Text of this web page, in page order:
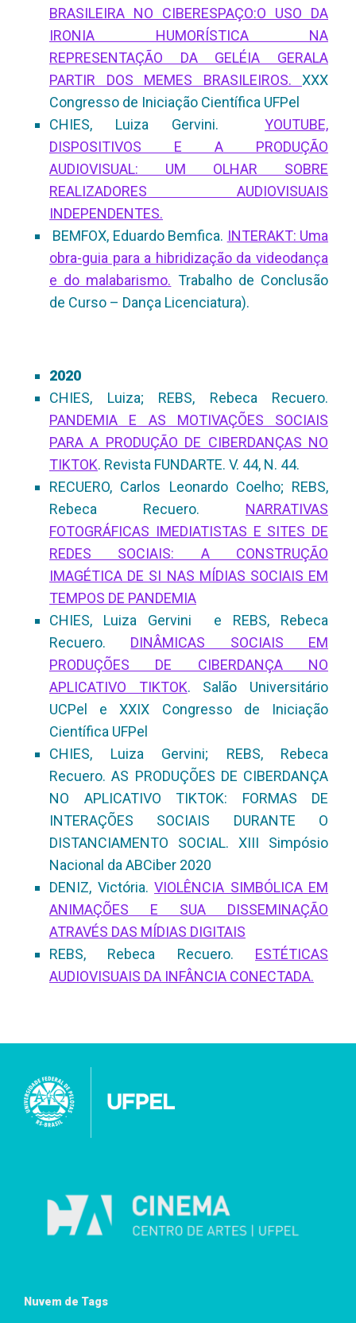
BRASILEIRA NO CIBERESPAÇO:O USO DA
IRONIA HUMORÍSTICA NA
REPRESENTAÇÃO DA GELÉIA GERALA
PARTIR DOS MEMES BRASILEIROS. XXX
Congresso de Iniciação Científica UFPel
CHIES, Luiza Gervini. YOUTUBE,
DISPOSITIVOS E A PRODUÇÃO
AUDIOVISUAL: UM OLHAR SOBRE
REALIZADORES AUDIOVISUAIS
INDEPENDENTES.
BEMFOX, Eduardo Bemfica. INTERAKT: Uma
obra-guia para a hibridização da videodança
e do malabarismo. Trabalho de Conclusão
de Curso – Dança Licenciatura).
2020
CHIES, Luiza; REBS, Rebeca Recuero.
PANDEMIA E AS MOTIVAÇÕES SOCIAIS
PARA A PRODUÇÃO DE CIBERDANÇAS NO
TIKTOK. Revista FUNDARTE. V. 44, N. 44.
RECUERO, Carlos Leonardo Coelho; REBS,
Rebeca Recuero. NARRATIVAS
FOTOGRÁFICAS IMEDIATISTAS E SITES DE
REDES SOCIAIS: A CONSTRUÇÃO
IMAGÉTICA DE SI NAS MÍDIAS SOCIAIS EM
TEMPOS DE PANDEMIA
CHIES, Luiza Gervini e REBS, Rebeca
Recuero. DINÂMICAS SOCIAIS EM
PRODUÇÕES DE CIBERDANÇA NO
APLICATIVO TIKTOK. Salão Universitário
UCPel e XXIX Congresso de Iniciação
Científica UFPel
CHIES, Luiza Gervini; REBS, Rebeca
Recuero. AS PRODUÇÕES DE CIBERDANÇA
NO APLICATIVO TIKTOK: FORMAS DE
INTERAÇÕES SOCIAIS DURANTE O
DISTANCIAMENTO SOCIAL. XIII Simpósio
Nacional da ABCiber 2020
DENIZ, Victória. VIOLÊNCIA SIMBÓLICA EM
ANIMAÇÕES E SUA DISSEMINAÇÃO
ATRAVÉS DAS MÍDIAS DIGITAIS
REBS, Rebeca Recuero. ESTÉTICAS
AUDIOVISUAIS DA INFÂNCIA CONECTADA.
Nuvem de Tags